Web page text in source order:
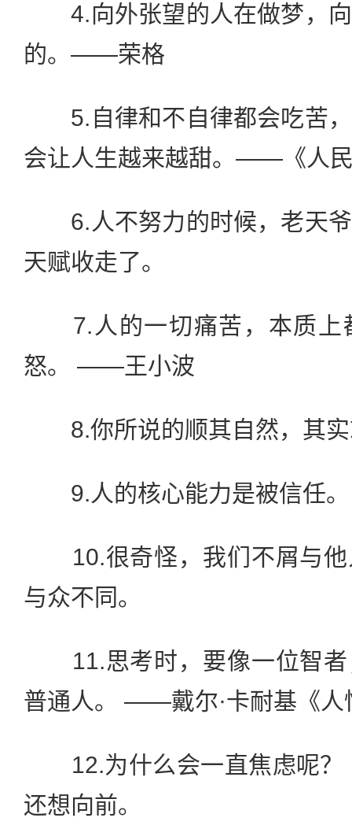
4.向外张望的人在做梦，向
的。——荣格
5.自律和不自律都会吃苦，
会让人生越来越甜。——《人
6.人不努力的时候，老天爷
天赋收走了。
7.人的一切痛苦，本质上
怒。 ——王小波
8.你所说的顺其自然，其实
9.人的核心能力是被信任。
10.很奇怪，我们不屑与他
与众不同。
11.思考时，要像一位智者
普通人。 ——戴尔·卡耐基《人
12.为什么会一直焦虑呢？
还想向前。